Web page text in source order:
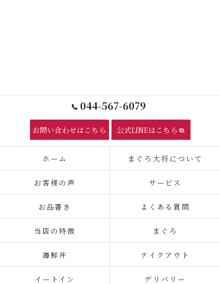
044-567-6079
お問い合わせはこちら 公式LINEはこちら
ホーム まぐろ大将について
お客様の声 サービス
お品書き よくある質問
当店の特徴 まぐろ
海鮮丼 テイクアウト
イートイン デリバリー